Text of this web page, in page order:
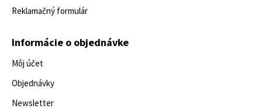
Reklamačný formulár
Informácie o objednávke
Môj účet
Objednávky
Newsletter